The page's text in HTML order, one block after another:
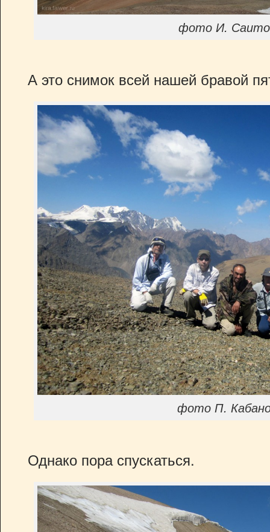
фото И.
А это снимок всей нашей бравой
фото П.
Однако пора спускаться.